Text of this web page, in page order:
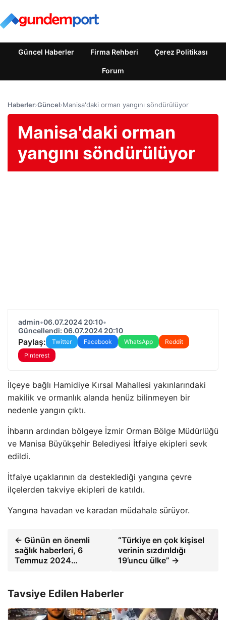
Güncel Haberler Firma Rehberi Çerez Politikası
Forum
Haberler›Güncel›Manisa'daki orman yangını söndürülüyor
Manisa'daki orman
yangını söndürülüyor
admin•06.07.2024 20:10•
Güncellendi: 06.07.2024 20:10
Paylaş: Twitter Facebook WhatsApp
Reddit
Pinterest
İlçeye bağlı Hamidiye Kırsal Mahallesi yakınlarındaki
makilik ve ormanlık alanda henüz bilinmeyen bir
nedenle yangın çıktı.
İhbarın ardından bölgeye İzmir Orman Bölge Müdürlüğü
ve Manisa Büyükşehir Belediyesi İtfaiye ekipleri sevk
edildi.
İtfaiye uçaklarının da desteklediği yangına çevre
ilçelerden takviye ekipleri de katıldı.
Yangına havadan ve karadan müdahale sürüyor.
← Günün en önemli
sağlık haberleri, 6
Temmuz 2024…
“Türkiye en çok kişisel
verinin sızdırıldığı
19’uncu ülke” →
Tavsiye Edilen Haberler